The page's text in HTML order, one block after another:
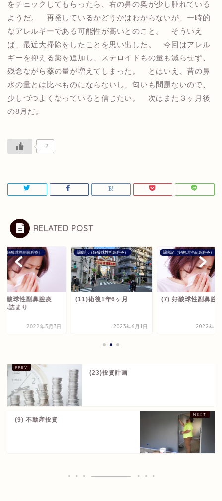
をチェックしてもらったら、右の鼻の奥が少し腫れている
ようだ。 再発しているかどうかはわからないが、一時的
なアレルギーである可能性が高いとのこと。 そういえ
ば、最近大掃除をしたことを思い出した。 今回はアレル
ギーを抑える薬を追加し、ステロイドもの量も減らせず、
残念ながら薬の量が増えてしまった。 とはいえ、昔の鼻
水の量とは比べものにならないし、匂いも問題ないので、
少しづつよくなっていると信じたい。 次はまた３ヶ月後
の8月だ。
+2
RELATED POST
（好酸球性副鼻腔炎）
酸球性副鼻腔炎
鼻詰まり
2022年3月3日
闘病記（好酸球性副鼻腔炎）
(11)術後1年6ヶ月
2023年6月1日
闘病記（好酸球性副鼻腔炎）
(7) 好酸球性副鼻腔
2022年3
(23)投資計画
(9) 不動産投資